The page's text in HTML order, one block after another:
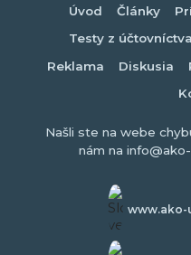
Úvod Články
Testy z účtovníctva
Reklama
Diskusia
Našli ste na webe
nám na
www.ako-